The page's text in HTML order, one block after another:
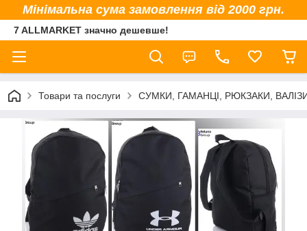
Мінімальна сума замовлення від 2000 грн.
7 ALLMARKET значно дешевше!
Товари та послуги СУМКИ, ГАМАНЦІ, РЮКЗАКИ,